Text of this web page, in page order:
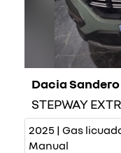
Dacia
STEPWAY
2025 | Gas
Manual